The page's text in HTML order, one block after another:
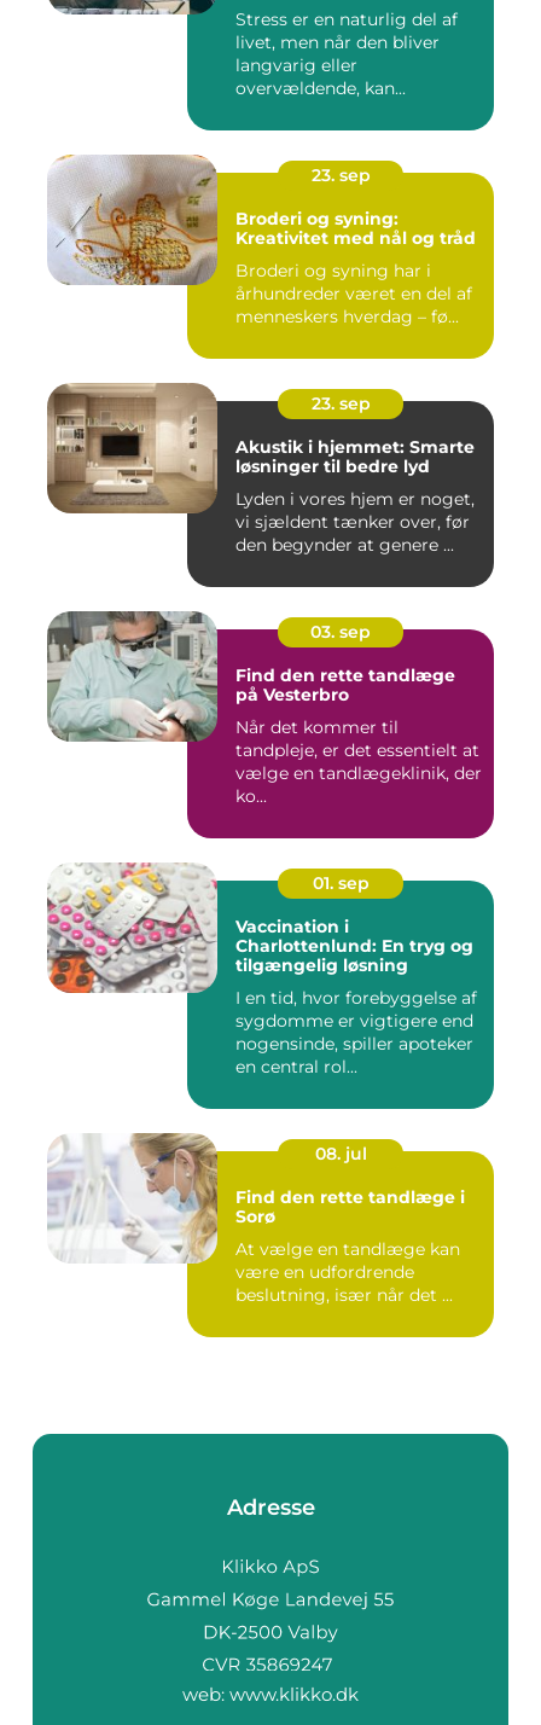
Stress er en naturlig del af
livet, men når den bliver
langvarig eller
overvældende, kan...
23. sep
Broderi og syning:
Kreativitet med nål og tråd
Broderi og syning har i
århundreder været en del af
menneskers hverdag – fø...
23. sep
Akustik i hjemmet: Smarte
løsninger til bedre lyd
Lyden i vores hjem er noget,
vi sjældent tænker over, før
den begynder at genere ...
03. sep
Find den rette tandlæge
på Vesterbro
Når det kommer til
tandpleje, er det essentielt at
vælge en tandlægeklinik, der
ko...
01. sep
Vaccination i
Charlottenlund: En tryg og
tilgængelig løsning
I en tid, hvor forebyggelse af
sygdomme er vigtigere end
nogensinde, spiller apoteker
en central rol...
08. jul
Find den rette tandlæge i
Sorø
At vælge en tandlæge kan
være en udfordrende
beslutning, især når det ...
Adresse
web: www.klikko.dk